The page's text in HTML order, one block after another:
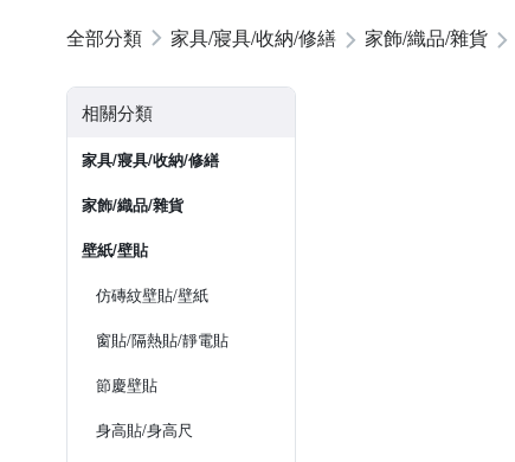
家具/寢具/收納/修繕 家飾/織品/雜貨
相關分類
家具/寢具/收納/修繕
家飾/織品/雜貨
壁紙/壁貼
仿磚紋壁貼/壁紙
窗貼/隔熱貼/靜電貼
節慶壁貼
身高貼/身高尺